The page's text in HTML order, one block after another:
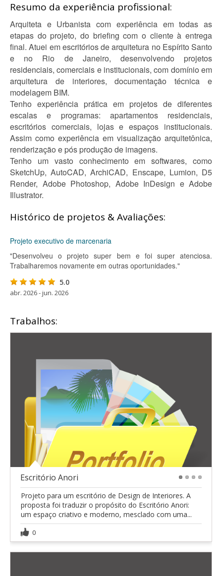
Resumo da experiência profissional:
Arquiteta e Urbanista com experiência em todas as
etapas do projeto, do briefing com o cliente à entrega
final. Atuei em escritórios de arquitetura no Espírito Santo
e no Rio de Janeiro, desenvolvendo projetos
residenciais, comerciais e institucionais, com domínio em
arquitetura de interiores, documentação técnica e
modelagem BIM.
Tenho experiência prática em projetos de diferentes
escalas e programas: apartamentos residenciais,
escritórios comerciais, lojas e espaços institucionais.
Assim como experiência em visualização arquitetônica,
renderização e pós produção de imagens.
Tenho um vasto conhecimento em softwares, como
SketchUp, AutoCAD, ArchiCAD, Enscape, Lumion, D5
Render, Adobe Photoshop, Adobe InDesign e Adobe
Illustrator.
Histórico de projetos & Avaliações:
Projeto executivo de marcenaria
"Desenvolveu o projeto super bem e foi super atenciosa.
Trabalharemos novamente em outras oportunidades."
5.0
abr. 2026 - jun. 2026
Trabalhos:
Escritório Anori
Projeto para um escritório de Design de Interiores. A
proposta foi traduzir o propósito do Escritório Anori:
um espaço criativo e moderno, mesclado com uma...
0